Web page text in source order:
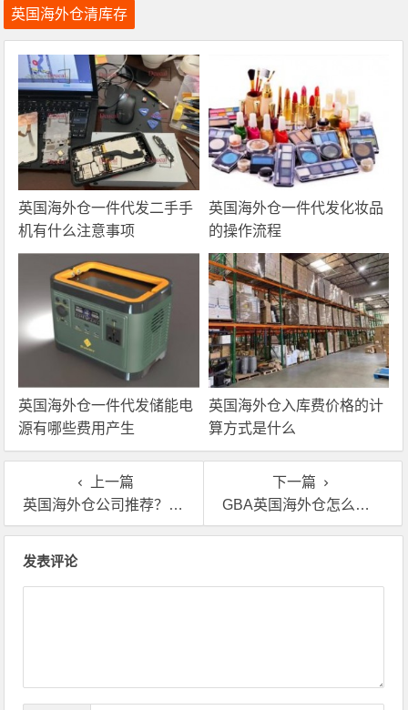
英国海外仓清库存
英国海外仓一件代发二手手
机有什么注意事项
英国海外仓一件代发化妆品
的操作流程
英国海外仓一件代发储能电
源有哪些费用产生
英国海外仓入库费价格的计
算方式是什么
上一篇
英国海外仓公司推荐？好的海外仓公司如何甄别
下一篇
GBA英国海外仓怎么样？GBA英国海外仓实力如何？
发表评论